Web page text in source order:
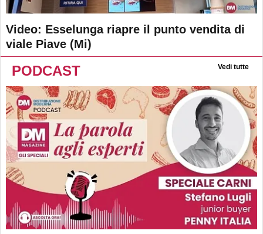
Video: Esselunga riapre il punto vendita di
viale Piave (Mi)
PODCAST Vedi tutte